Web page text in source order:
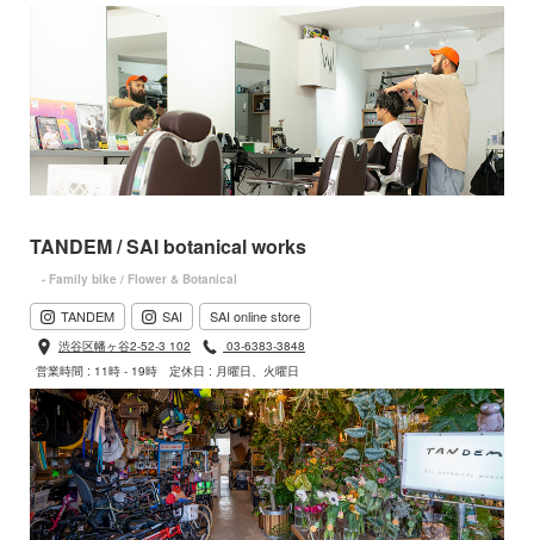
TANDEM / SAI botanical works
- Family bike / Flower & Botanical
TANDEM SAI SAI online store
渋谷区幡ヶ谷2-52-3 102
03-6383-3848
営業時間 : 11時 - 19時
定休日 : 月曜日、火曜日